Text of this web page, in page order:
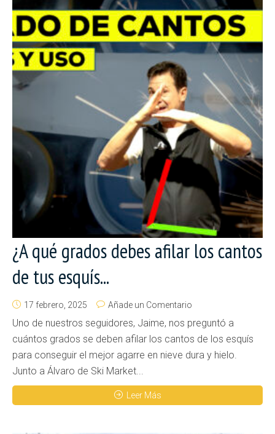
¿A qué grados debes afilar los cantos
de tus esquís...
17 febrero, 2025 Añade un Comentario
Uno de nuestros seguidores, Jaime, nos preguntó a
cuántos grados se deben afilar los cantos de los esquís
para conseguir el mejor agarre en nieve dura y hielo.
Junto a Álvaro de Ski Market...
Leer Más